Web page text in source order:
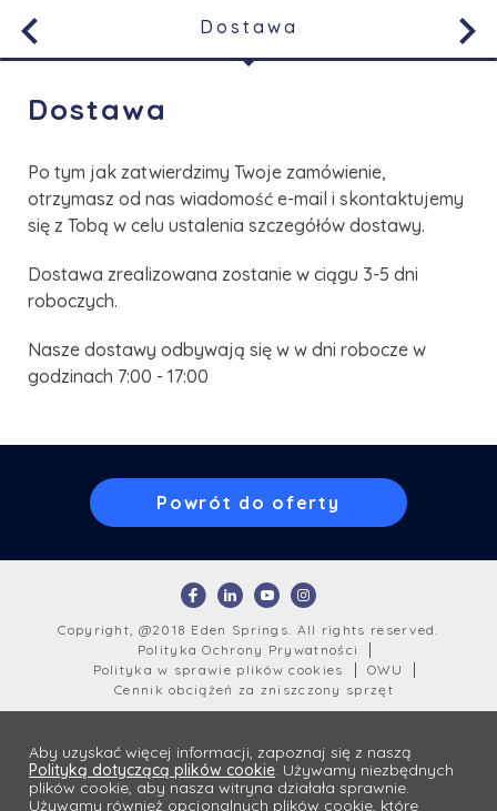
Dostawa
keyboard_arrow_left keyboard_arrow_right
Dostawa
Po tym jak zatwierdzimy Twoje zamówienie,
otrzymasz od nas wiadomość e-mail i skontaktujemy
się z Tobą w celu ustalenia szczegółów dostawy.
Dostawa zrealizowana zostanie w ciągu 3-5 dni
roboczych.
Nasze dostawy odbywają się w w dni robocze w
godzinach 7:00 - 17:00
Powrót do oferty
Copyright, @2018 Eden Springs. All rights reserved.
Polityka Ochrony Prywatności
Polityka w sprawie plików cookies
OWU
Cennik obciążeń za zniszczony sprzęt
Aby uzyskać więcej informacji, zapoznaj się z naszą
Polityką dotyczącą plików cookie. Używamy niezbędnych
plików cookie, aby nasza witryna działała sprawnie.
Używamy również opcjonalnych plików cookie, które